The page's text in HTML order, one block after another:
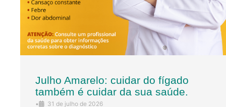
Julho Amarelo: cuidar do fígado
também é cuidar da sua saúde.
• 31 de julho de 2026